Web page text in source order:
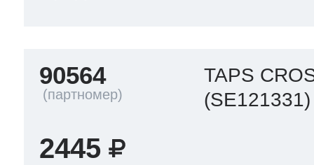
90564
TAPS
(SE121331)
2445